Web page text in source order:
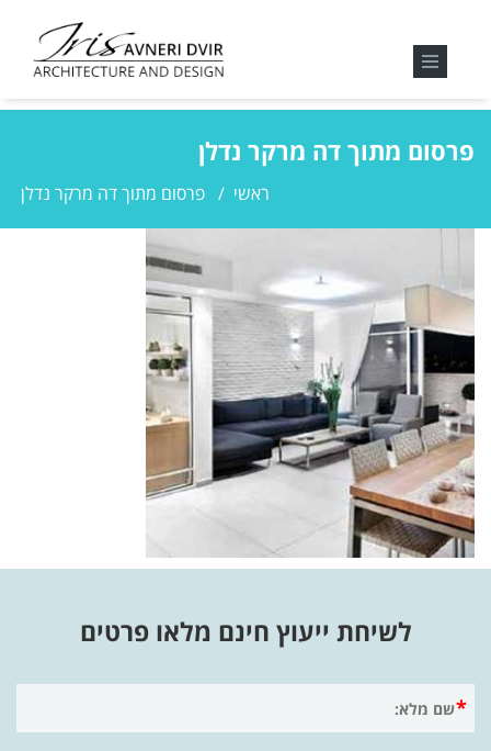
פרסום מתוך דה מרקר נדלן
ראשי / פרסום מתוך דה מרקר נדלן
לשיחת ייעוץ חינם מלאו פרטים